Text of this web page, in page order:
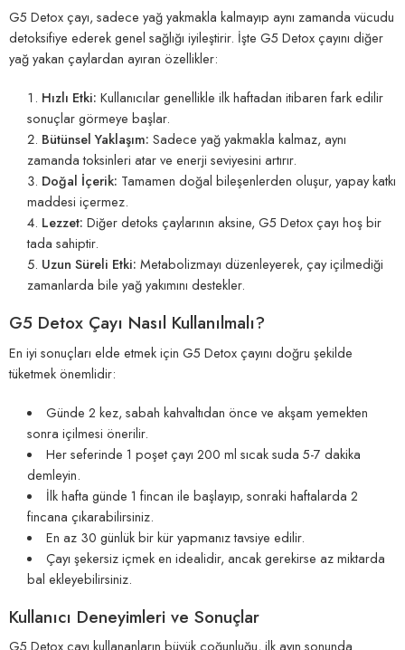
G5 Detox çayı, sadece yağ yakmakla kalmayıp aynı zamanda vücudu
detoksifiye ederek genel sağlığı iyileştirir. İşte G5 Detox çayını diğer
yağ yakan çaylardan ayıran özellikler:
Hızlı Etki: Kullanıcılar genellikle ilk haftadan itibaren fark edilir
sonuçlar görmeye başlar.
Bütünsel Yaklaşım: Sadece yağ yakmakla kalmaz, aynı
zamanda toksinleri atar ve enerji seviyesini artırır.
Doğal İçerik: Tamamen doğal bileşenlerden oluşur, yapay katkı
maddesi içermez.
Lezzet: Diğer detoks çaylarının aksine, G5 Detox çayı hoş bir
tada sahiptir.
Uzun Süreli Etki: Metabolizmayı düzenleyerek, çay içilmediği
zamanlarda bile yağ yakımını destekler.
G5 Detox Çayı Nasıl Kullanılmalı?
En iyi sonuçları elde etmek için G5 Detox çayını doğru şekilde
tüketmek önemlidir:
Günde 2 kez, sabah kahvaltıdan önce ve akşam yemekten
sonra içilmesi önerilir.
Her seferinde 1 poşet çayı 200 ml sıcak suda 5-7 dakika
demleyin.
İlk hafta günde 1 fincan ile başlayıp, sonraki haftalarda 2
fincana çıkarabilirsiniz.
En az 30 günlük bir kür yapmanız tavsiye edilir.
Çayı şekersiz içmek en idealidir, ancak gerekirse az miktarda
bal ekleyebilirsiniz.
Kullanıcı Deneyimleri ve Sonuçlar
G5 Detox çayı kullananların büyük çoğunluğu, ilk ayın sonunda